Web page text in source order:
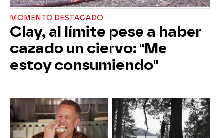
MOMENTO DESTACADO
Clay, al límite pese a haber
cazado un ciervo: "Me
estoy consumiendo"